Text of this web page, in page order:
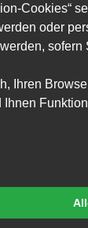
Cookies“
oder
Ihren